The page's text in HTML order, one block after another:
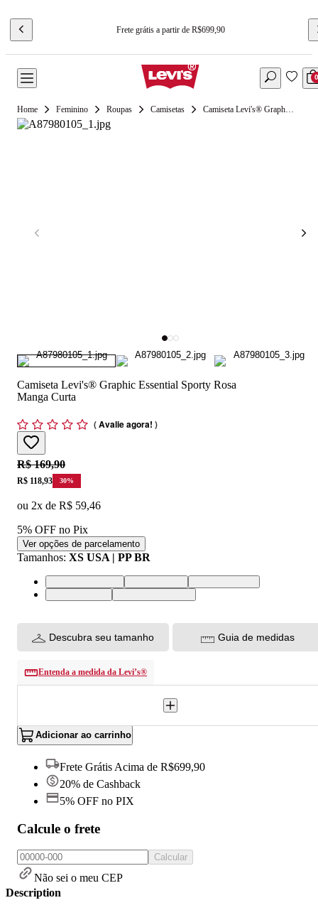
Frete grátis a partir de R$699,90
0
Feminino Roupas Camisetas Camiseta Levi's® Graphic Essential Sporty Rosa Manga Curta
Camiseta Levi's® Graphic Essential Sporty Rosa
Manga Curta
(Avalie agora! )
Original price:
R$ 169,90
Price:
R$ 118,93 30%
ou 2x de R$ 59,46
5% OFF no Pix
Ver opções de parcelamento
Tamanhos: XS USA | PP BR
XS USA | PP BRS USA | P BRM USA | M BR
L USA | G BRXL USA | GG BR
Descubra seu tamanho Guia de medidas
Entenda a medida da Levi’s®
Adicionar ao carrinho
Frete Grátis Acima de R$699,90
20% de Cashback
5% OFF no PIX
Calcule o frete
Calcular
Não sei o meu CEP
Description